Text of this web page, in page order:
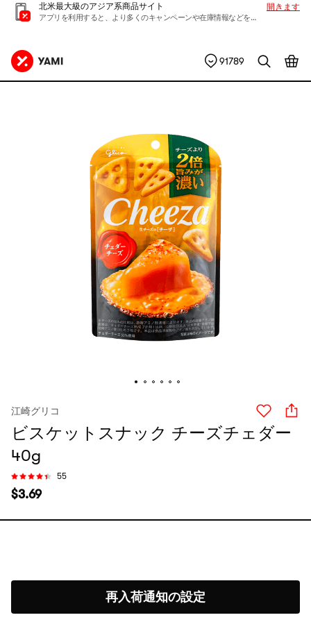
北米最大級のアジア系商品サイト
アプリを利用すると、より多くのキャンペーンや在庫情報などを入手できます
開きます
91789
江崎グリコ
ビスケットスナック チーズチェダー
40g
55
$3.69
再入荷通知の設定